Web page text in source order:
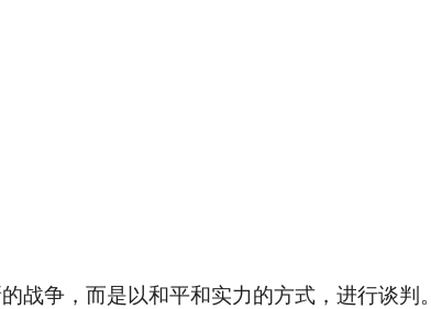
战争，而是以和平和实力的方式，进行谈判。